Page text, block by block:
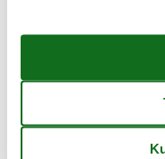
Elkedel
Kaffemaskine